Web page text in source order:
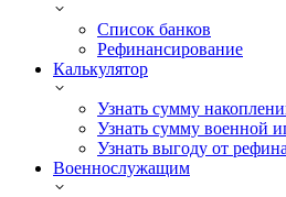
Список банков
Рефинансирование
Калькулятор
Узнать сумму
Узнать сумму военной
Узнать выгоду от
Военнослужащим